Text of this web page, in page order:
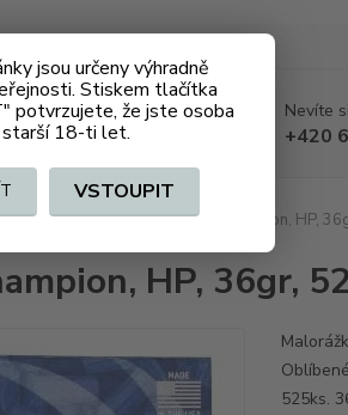
jsou určeny výhradně
Stiskem tlačítka
potvrzujete, že jste osoba
starší 18-ti let.
VSTOUPIT
Hledat Nevíte
+420
.22LR Federal Champion, HP,
HP, 36gr,
525ks.